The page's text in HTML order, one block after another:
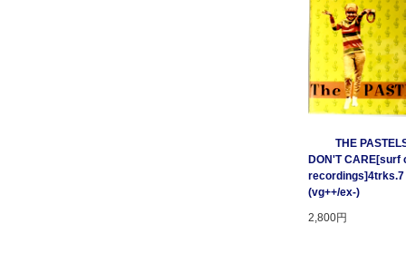
THE
DON'T CARE[surf
recordings]4trks.7
(vg++/ex-)
2,800円